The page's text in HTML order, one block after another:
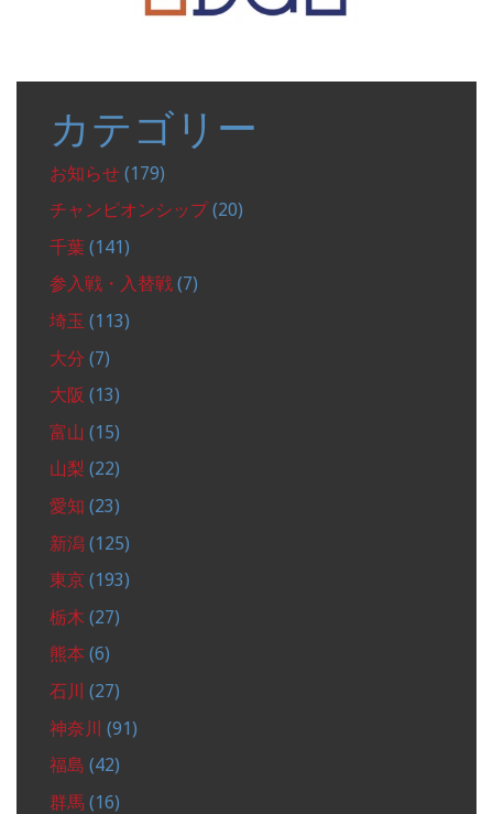
カテゴリー
お知らせ (179)
チャンピオンシップ(20)
千葉 (141)
参入戦・入替戦 (7)
埼玉 (113)
大分 (7)
大阪 (13)
富山 (15)
山梨 (22)
愛知 (23)
新潟 (125)
東京 (193)
栃木 (27)
熊本 (6)
石川 (27)
神奈川 (91)
福島 (42)
群馬 (16)